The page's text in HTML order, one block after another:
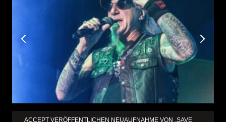
ACCEPT VERÖFFENTLICHEN NEUAUFNAHME VON „SAVE